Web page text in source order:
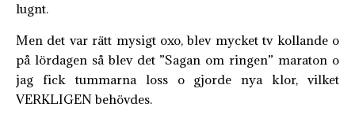
lugnt.
Men det var rätt mysigt oxo, blev mycket tv kollande o
på lördagen så blev det ”Sagan om ringen” maraton o
jag fick tummarna loss o gjorde nya klor, vilket
VERKLIGEN behövdes.